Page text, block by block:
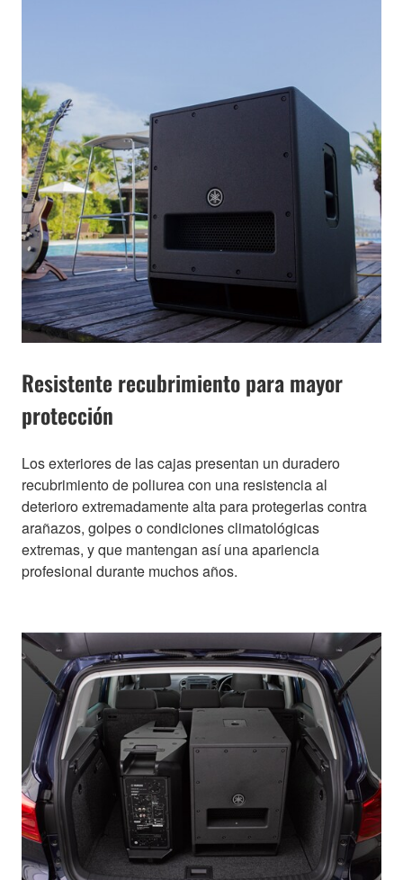
Resistente recubrimiento para mayor
protección
Los exteriores de las cajas presentan un duradero
recubrimiento de poliurea con una resistencia al
deterioro extremadamente alta para protegerlas contra
arañazos, golpes o condiciones climatológicas
extremas, y que mantengan así una apariencia
profesional durante muchos años.